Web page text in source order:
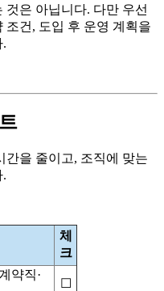
것은 아닙니다. 다만 우선
조건, 도입 후 운영 계획을
.
간을 줄이고, 조직에 맞는
.
체
크
약직·
☐